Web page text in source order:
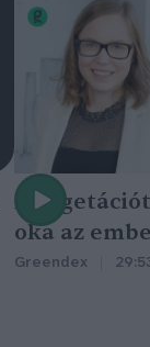
A
oka az
Greendex